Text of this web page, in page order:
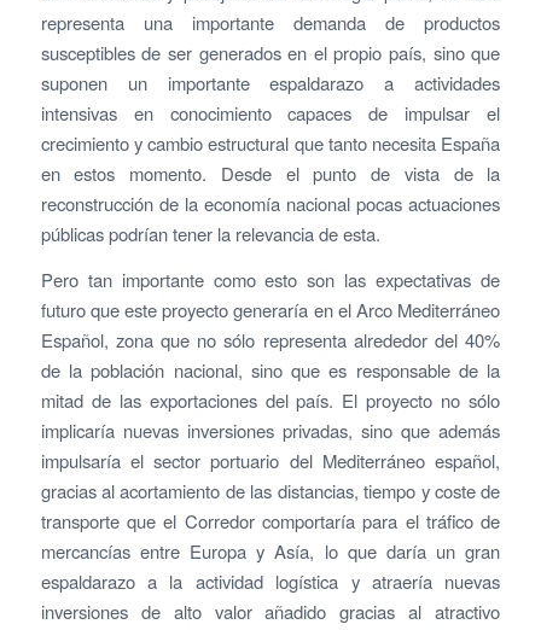
representa una importante demanda de productos
susceptibles de ser generados en el propio país, sino que
suponen un importante espaldarazo a actividades
intensivas en conocimiento capaces de impulsar el
crecimiento y cambio estructural que tanto necesita España
en estos momento. Desde el punto de vista de la
reconstrucción de la economía nacional pocas actuaciones
públicas podrían tener la relevancia de esta.
Pero tan importante como esto son las expectativas de
futuro que este proyecto generaría en el Arco Mediterráneo
Español, zona que no sólo representa alrededor del 40%
de la población nacional, sino que es responsable de la
mitad de las exportaciones del país. El proyecto no sólo
implicaría nuevas inversiones privadas, sino que además
impulsaría el sector portuario del Mediterráneo español,
gracias al acortamiento de las distancias, tiempo y coste de
transporte que el Corredor comportaría para el tráfico de
mercancías entre Europa y Asía, lo que daría un gran
espaldarazo a la actividad logística y atraería nuevas
inversiones de alto valor añadido gracias al atractivo